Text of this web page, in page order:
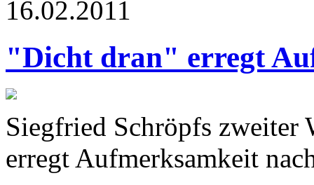
16.02.2011
"Dicht dran" erregt
Siegfried Schröpfs
erregt Aufmerksamkeit